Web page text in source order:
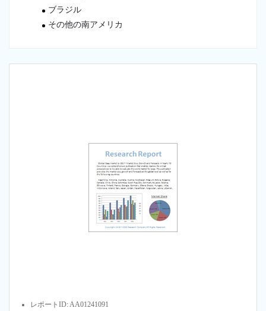
ブラジル
その他の南アメリカ
レポートID: AA01241091